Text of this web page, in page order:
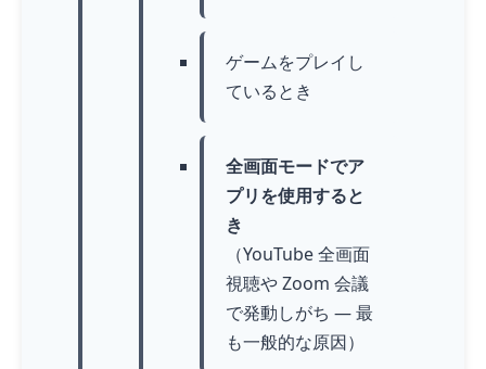
ゲームをプレイし
ているとき
全画面モードでア
プリを使用すると
き
（YouTube 全画面
視聴や Zoom 会議
で発動しがち — 最
も一般的な原因）